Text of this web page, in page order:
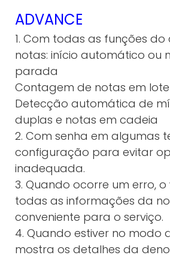
ADVANCE
1. Com todas as funções
notas: início automático ou
parada
Contagem de notas em
Detecção automática de
duplas e notas em cadeia
2. Com senha em algumas
configuração para evitar
inadequada.
3. Quando ocorre um erro,
todas as informações da
conveniente para o serviço.
4. Quando estiver no modo
mostra os detalhes da